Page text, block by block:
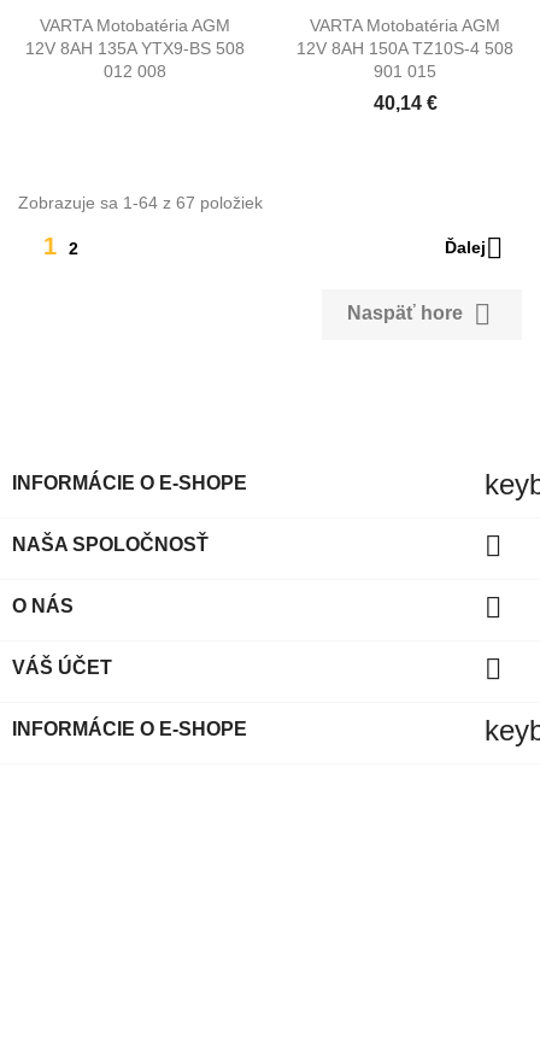
VARTA Motobatéria AGM
12V 8AH 135A YTX9-BS 508
012 008
VARTA Motobatéria AGM
12V 8AH 150A TZ10S-4 508
901 015
40,14 €
Zobrazuje sa 1-64 z 67 položiek
1 2 Ďalej
Naspäť hore 
INFORMÁCIE O E-SHOPE
NAŠA SPOLOČNOSŤ 
O NÁS 
VÁŠ ÚČET 
INFORMÁCIE O E-SHOPE